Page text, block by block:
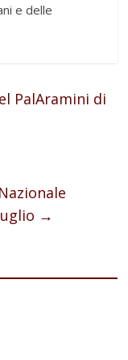
e delle
PalAramini di
→